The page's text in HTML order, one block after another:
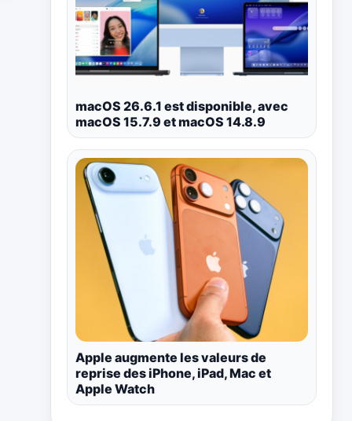
macOS 26.6.1 est disponible, avec
macOS 15.7.9 et macOS 14.8.9
Apple augmente les valeurs de
reprise des iPhone, iPad, Mac et
Apple Watch